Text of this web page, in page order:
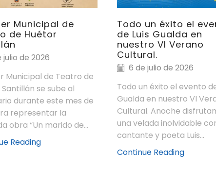
Municipal de
de Huétor
julio de 2026
Municipal de Teatro de
se sube al
durante este mes de
representar la
obra “Un marido de...
Reading
Todo un éxito el
de Luis Gualda en
nuestro VI Verano
Cultural.
6 de julio de 2026
Todo un éxito el evento
Gualda en nuestro VI
Cultural. Anoche
una velada inolvidable
cantante y poeta Luis...
Continue Reading